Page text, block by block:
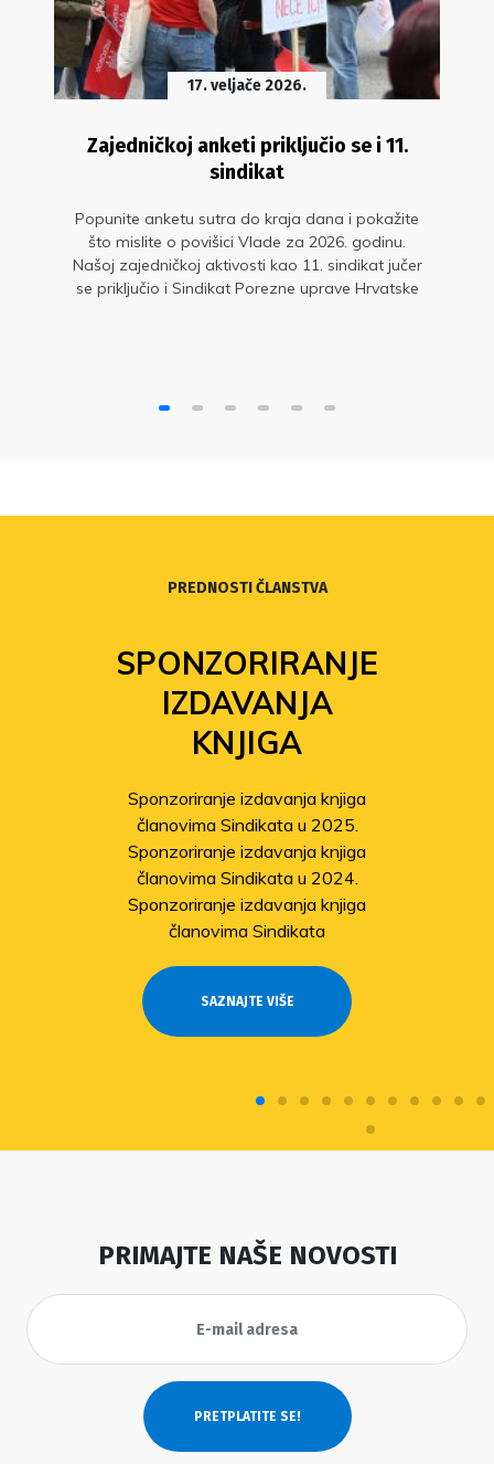
17. veljače 2026.
Zajedničkoj anketi priključio se i 11.
sindikat
Popunite anketu sutra do kraja dana i pokažite
što mislite o povišici Vlade za 2026. godinu.
Našoj zajedničkoj aktivosti kao 11. sindikat jučer
se priključio i Sindikat Porezne uprave Hrvatske
PREDNOSTI ČLANSTVA
SPONZORIRANJE
IZDAVANJA
KNJIGA
Sponzoriranje izdavanja knjiga
članovima Sindikata u 2025.
Sponzoriranje izdavanja knjiga
članovima Sindikata u 2024.
Sponzoriranje izdavanja knjiga
članovima Sindikata
SAZNAJTE VIŠE
PRIMAJTE NAŠE NOVOSTI